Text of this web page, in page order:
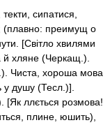
сипатися,
(плавно: преимущ о
[Світло хвилями
й хляне (Черкащ.).
Чиста, хороша мова
у душу (Тесл.)].
[Як ллється розмова!
плине, юшить),